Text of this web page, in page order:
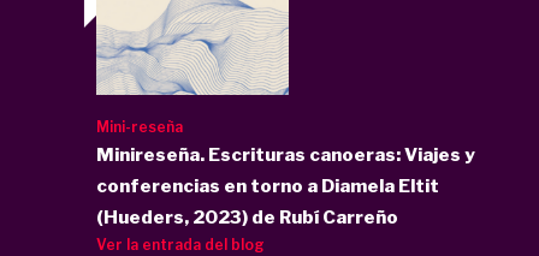
Mini-reseña
Minireseña. Escrituras canoeras: Viajes y
conferencias en torno a Diamela Eltit
(Hueders, 2023) de Rubí Carreño
Ver la entrada del blog